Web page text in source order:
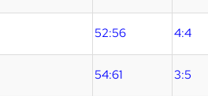
52:56 4:4
54:61 3:5